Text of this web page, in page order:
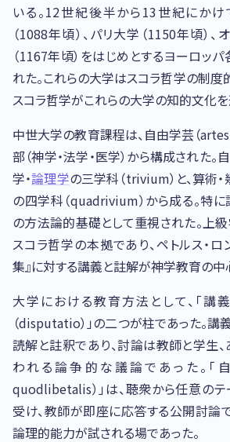
いる。12世紀後半から13世紀にかけ
（1088年頃）、パリ大学（1150年頃）、
（1167年頃）をはじめとするヨーロッ
れた。これらの大学はスコラ哲学の制度
スコラ哲学がこれらの大学の知的文化を
中世大学の教育課程は、自由学芸（
部（神学・法学・医学）から構成された
学・論理学の三学科（trivium）と、算術
の四学科（quadrivium）から成る。特
の方法論的基礎として重視された。上
スコラ哲学の本拠であり、ペトルス・ロ
集』に対する講義と註解が神学教育の中
大学における教育方法として、「講義
（disputatio）」の二つが柱であった。講
読解と註釈であり、討論は教師と学生
われる論争的な議論であった。「
quodlibetalis）」は、聴衆から任意の
受け、教師が即座に応答する公開討論
論理的能力が試される場であった。